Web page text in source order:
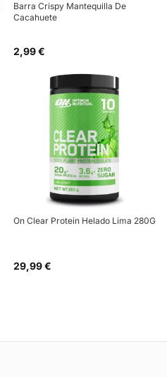
Barra Crispy Mantequilla De
Cacahuete
2,99 €
On Clear Protein Helado Lima 280G
29,99 €